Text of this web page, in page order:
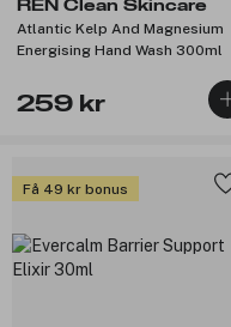
REN Clean Skincare
Atlantic Kelp And Magnesium
Energising Hand Wash 300ml
259 kr
Få 49 kr bonus